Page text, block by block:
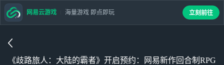
《歧路旅人：大陆的霸者》开启预约：网易新作回合制RPG
网易云游戏 海量游戏 即点即玩 立刻前往